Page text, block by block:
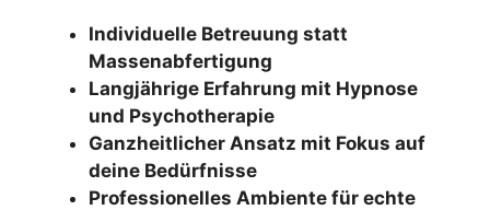
Individuelle Betreuung statt
Massenabfertigung
Langjährige Erfahrung mit Hypnose
und Psychotherapie
Ganzheitlicher Ansatz mit Fokus auf
deine Bedürfnisse
Professionelles Ambiente für echte